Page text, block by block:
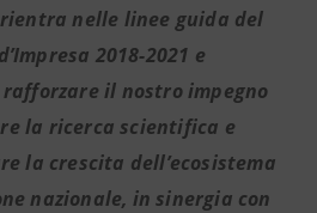
nelle linee guida del
2018-2021 e
il nostro impegno
la ricerca scientifica e
la crescita dell’ecosistema
nazionale, in sinergia con